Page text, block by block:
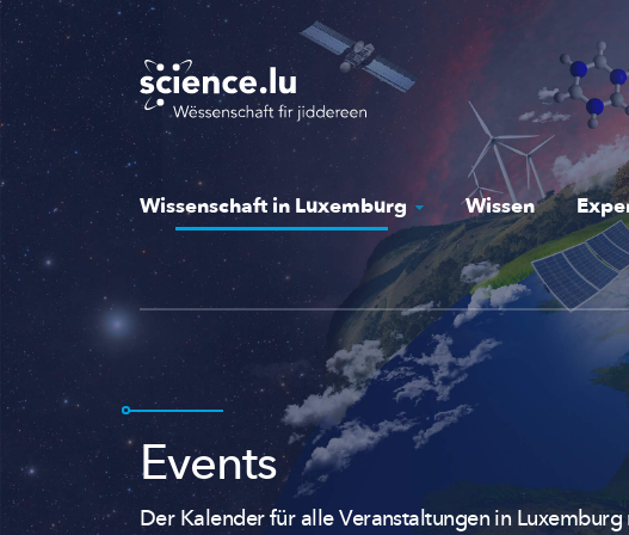
Skip
main
content
Wissenschaft in Luxemburg Wissen
Events
Der Kalender für alle Veranstaltungen in